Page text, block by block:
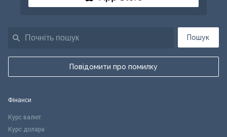
Пошук
Повідомити про помилку
Фінанси
Курс валют
Курс долара